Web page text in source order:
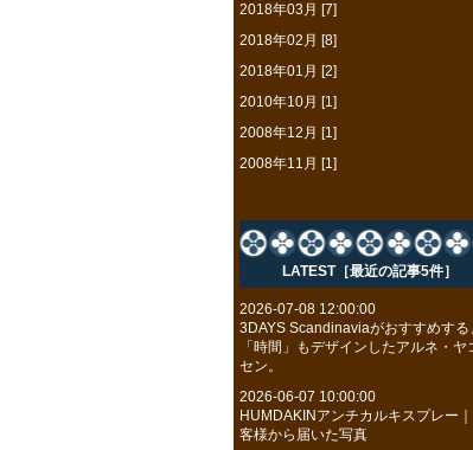
2018年03月 [7]
2018年02月 [8]
2018年01月 [2]
2010年10月 [1]
2008年12月 [1]
2008年11月 [1]
LATEST［最近の記事5件］
2026-07-08 12:00:00
3DAYS Scandinaviaがおすすめする
「時間」もデザインしたアルネ・ヤ
セン。
2026-06-07 10:00:00
HUMDAKINアンチカルキスプレー
客様から届いた写真